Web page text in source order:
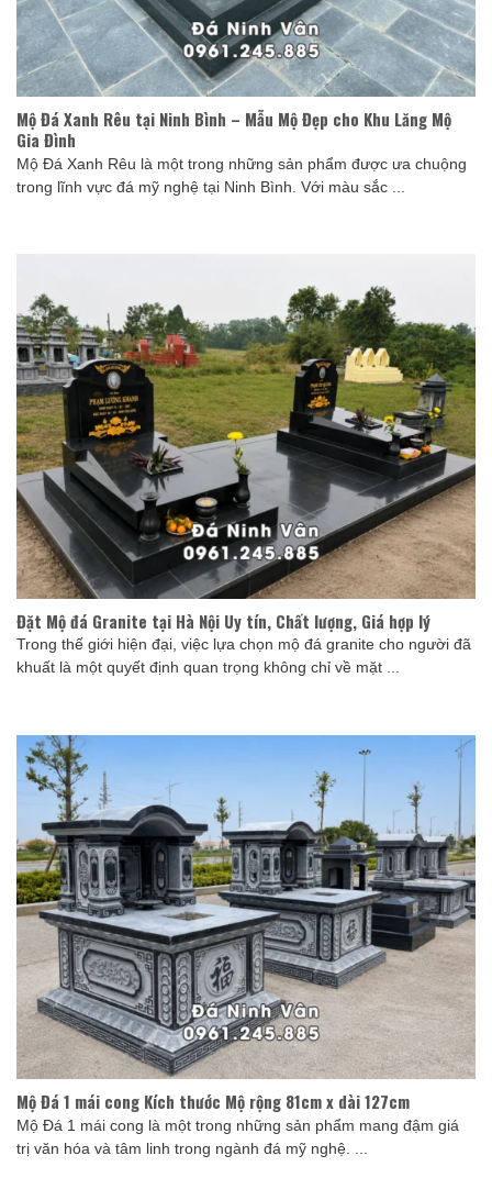
Mộ Đá Xanh Rêu tại Ninh Bình – Mẫu Mộ Đẹp cho Khu Lăng Mộ
Gia Đình
Mộ Đá Xanh Rêu là một trong những sản phẩm được ưa chuộng
trong lĩnh vực đá mỹ nghệ tại Ninh Bình. Với màu sắc ...
Đặt Mộ đá Granite tại Hà Nội Uy tín, Chất lượng, Giá hợp lý
Trong thế giới hiện đại, việc lựa chọn mộ đá granite cho người đã
khuất là một quyết định quan trọng không chỉ về mặt ...
Mộ Đá 1 mái cong Kích thước Mộ rộng 81cm x dài 127cm
Mộ Đá 1 mái cong là một trong những sản phẩm mang đậm giá
trị văn hóa và tâm linh trong ngành đá mỹ nghệ. ...